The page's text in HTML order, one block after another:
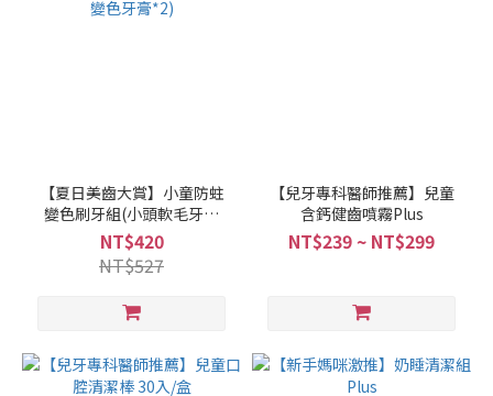
【夏日美齒大賞】小童防蛀
變色刷牙組(小頭軟毛牙刷
+益生菌變色牙膏*2)
NT$420
NT$527
【兒牙專科醫師推薦】兒童
含鈣健齒噴霧Plus
NT$239 ~ NT$299